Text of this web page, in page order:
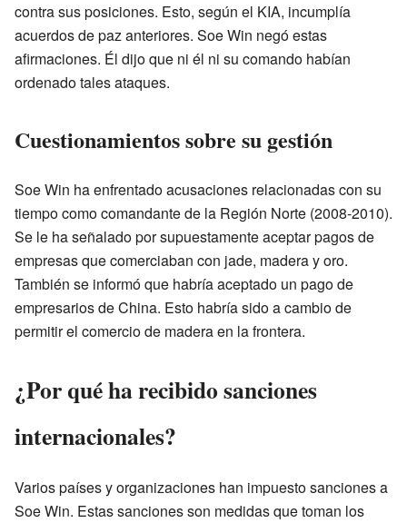
contra sus posiciones. Esto, según el KIA, incumplía
acuerdos de paz anteriores. Soe Win negó estas
afirmaciones. Él dijo que ni él ni su comando habían
ordenado tales ataques.
Cuestionamientos sobre su gestión
Soe Win ha enfrentado acusaciones relacionadas con su
tiempo como comandante de la Región Norte (2008-2010).
Se le ha señalado por supuestamente aceptar pagos de
empresas que comerciaban con jade, madera y oro.
También se informó que habría aceptado un pago de
empresarios de China. Esto habría sido a cambio de
permitir el comercio de madera en la frontera.
¿Por qué ha recibido sanciones
internacionales?
Varios países y organizaciones han impuesto sanciones a
Soe Win. Estas sanciones son medidas que toman los